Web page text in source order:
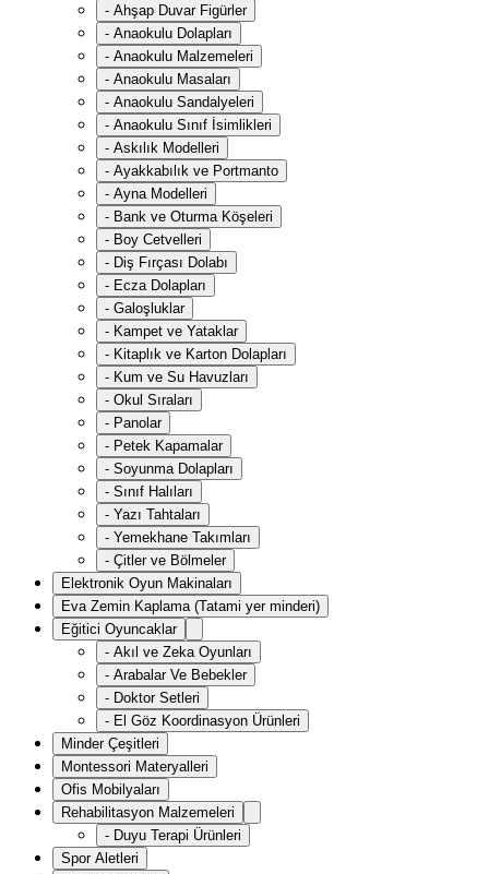
- Ahşap Duvar Figürler
- Anaokulu Dolapları
- Anaokulu Malzemeleri
- Anaokulu Masaları
- Anaokulu Sandalyeleri
- Anaokulu Sınıf İsimlikleri
- Askılık Modelleri
- Ayakkabılık ve Portmanto
- Ayna Modelleri
- Bank ve Oturma Köşeleri
- Boy Cetvelleri
- Diş Fırçası Dolabı
- Ecza Dolapları
- Galoşluklar
- Kampet ve Yataklar
- Kitaplık ve Karton Dolapları
- Kum ve Su Havuzları
- Okul Sıraları
- Panolar
- Petek Kapamalar
- Soyunma Dolapları
- Sınıf Halıları
- Yazı Tahtaları
- Yemekhane Takımları
- Çitler ve Bölmeler
Elektronik Oyun Makinaları
Eva Zemin Kaplama (Tatami yer minderi)
Eğitici Oyuncaklar
- Akıl ve Zeka Oyunları
- Arabalar Ve Bebekler
- Doktor Setleri
- El Göz Koordinasyon Ürünleri
Minder Çeşitleri
Montessori Materyalleri
Ofis Mobilyaları
Rehabilitasyon Malzemeleri
- Duyu Terapi Ürünleri
Spor Aletleri